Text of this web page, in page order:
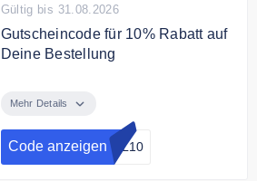
Gültig bis 31.08.2026
Gutscheincode für 10% Rabatt auf
Deine Bestellung
Gutscheincode 10% auf Deine
Mehr Details
Code anzeigen OL10